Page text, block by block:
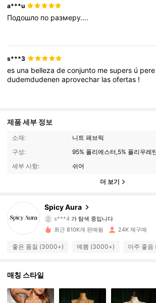
a***u
Подошло по размеру….
s***3
es una bellezadeconjunto mesupers ú
dudemdudenenaprovechar lasofertas !
제품 세부 정보
소재:
니트 패브릭
구성:
95% 폴리에스터,5% 폴리우레
세부 사항:
쉬어
더 보기
Spicy Aura
s***4가 탐색 중입니다
4.82
8.7K 팔로워
4.82 8.7K 팔로워
최근 810K개 판매됨 24K 재구매
좋은 품질 (3000+) 예쁨 (3000+) 아주 좋
매칭 스타일